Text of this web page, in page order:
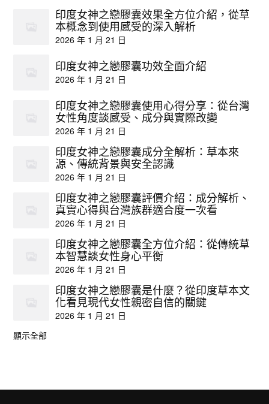
印度女神之戀膠囊效果全方位介紹，從草
本概念到使用感受的深入解析
2026 年 1 月 21 日
印度女神之戀膠囊功效全面介紹
2026 年 1 月 21 日
印度女神之戀膠囊使用心得分享：從台灣
女性角度談感受、成分與實際改變
2026 年 1 月 21 日
印度女神之戀膠囊成分全解析：草本來
源、傳統背景與安全認識
2026 年 1 月 21 日
印度女神之戀膠囊評價介紹：成分解析、
真實心得與台灣族群適合度一次看
2026 年 1 月 21 日
印度女神之戀膠囊全方位介紹：從傳統草
本智慧談女性身心平衡
2026 年 1 月 21 日
印度女神之戀膠囊是什麼？從印度草本文
化看見現代女性親密自信的關鍵
2026 年 1 月 21 日
顯示全部